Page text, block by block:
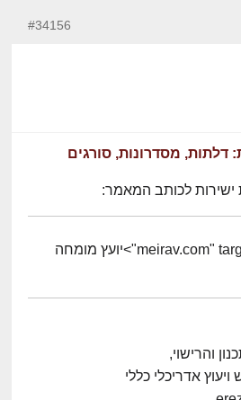
#34156
ישירות לכותב המאמר:
ארז מירב -meirav.com" target="_blank">יועץ מומחה
והרישוי,
אדריכלי כללי